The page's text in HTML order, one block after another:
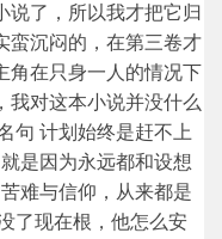
说了，所以我才把它归
蛮沉闷的，在第三卷才
角在只身一人的情况下
我对这本小说并没什么
句 计划始终是赶不上
是因为永远都和设想
难与信仰，从来都是
了现在根，他怎么安